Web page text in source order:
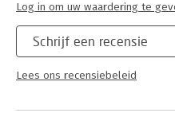
Schrijf een recensie
Lees ons recensiebeleid
Log in om uw waardering te